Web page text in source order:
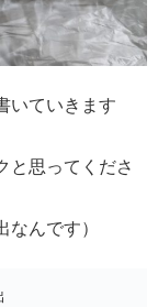
いていきます
と思ってくださ
なんです）